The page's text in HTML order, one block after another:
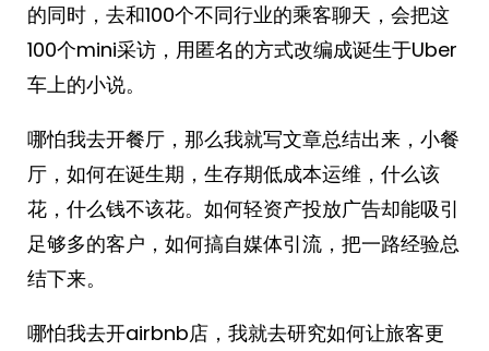
的同时，去和100个不同行业的乘客聊天，会把这
100个mini采访，用匿名的方式改编成诞生于Uber
车上的小说。
哪怕我去开餐厅，那么我就写文章总结出来，小餐
厅，如何在诞生期，生存期低成本运维，什么该
花，什么钱不该花。如何轻资产投放广告却能吸引
足够多的客户，如何搞自媒体引流，把一路经验总
结下来。
哪怕我去开airbnb店，我就去研究如何让旅客更